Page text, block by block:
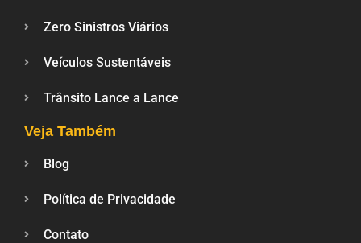
Zero Sinistros Viários
Veículos Sustentáveis
Trânsito Lance a Lance
Veja Também
Blog
Política de Privacidade
Contato